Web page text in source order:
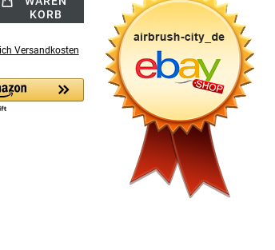
KORB
Versandkosten